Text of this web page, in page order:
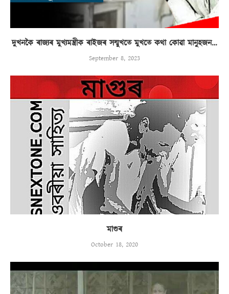
দুখনকৈ ৰাজ্যৰ মুখ্যমন্ত্ৰীক ৰাইজৰ সন্মুখতে মুখতে কথা কোৱা মানুহজন…
September 8, 2023
মাগুৰ
October 18, 2020